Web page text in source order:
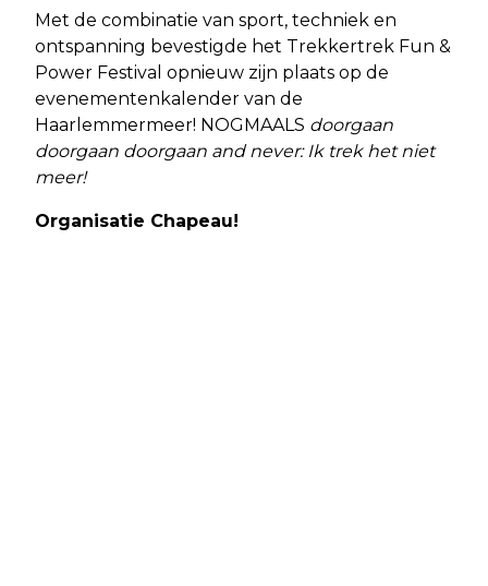
Met de combinatie van sport, techniek en
ontspanning bevestigde het Trekkertrek Fun &
Power Festival opnieuw zijn plaats op de
evenementenkalender van de
Haarlemmermeer! NOGMAALS doorgaan
doorgaan doorgaan and never: Ik trek het niet
meer!
Organisatie Chapeau!